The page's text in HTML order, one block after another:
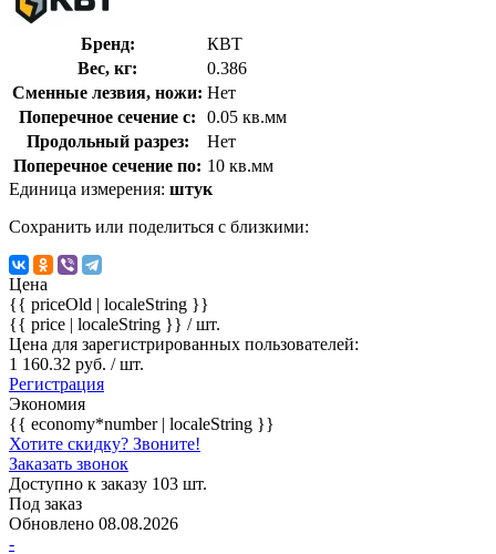
Бренд:
КВТ
Вес, кг:
0.386
Сменные лезвия, ножи: Нет
Поперечное сечение с:
0.05 кв.мм
Продольный разрез:
Нет
Поперечное сечение по: 10 кв.мм
Единица измерения: штук
Сохранить или поделиться с близкими:
Цена
{{ priceOld | localeString }}
{{ price | localeString }} / шт.
Цена для зарегистрированных пользователей:
1 160.32 руб. / шт.
Регистрация
Экономия
{{ economy*number | localeString }}
Хотите скидку? Звоните!
Заказать звонок
Доступно к заказу 103 шт.
Под заказ
Обновлено 08.08.2026
-